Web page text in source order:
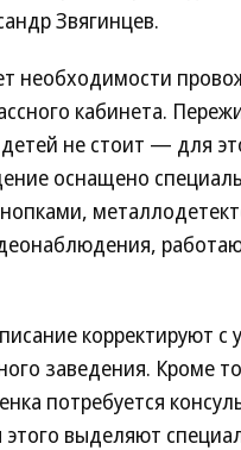
Звягинцев.
необходимости
кабинета.
не стоит — для
оснащено
корректируют с
заведения. Кроме
потребуется
выделяют